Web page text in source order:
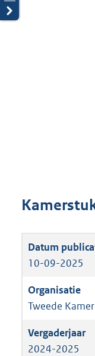
10-09-2025
Tweede
2024-2025